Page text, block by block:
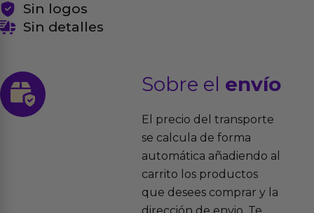
Sin logos
Sin detalles
Sobre el envío
El precio del transporte
se calcula de forma
automática añadiendo al
carrito los productos
que desees comprar y la